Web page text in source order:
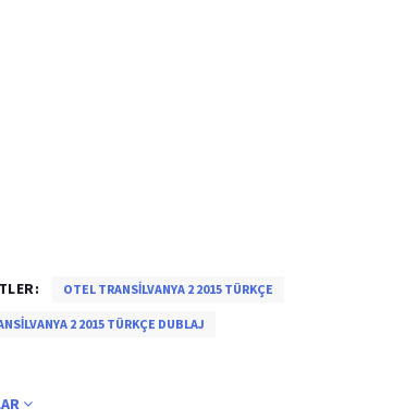
OTEL TRANSILVANYA 2 2015 TÜRKÇE
2 2015 TÜRKÇE DUBLAJ